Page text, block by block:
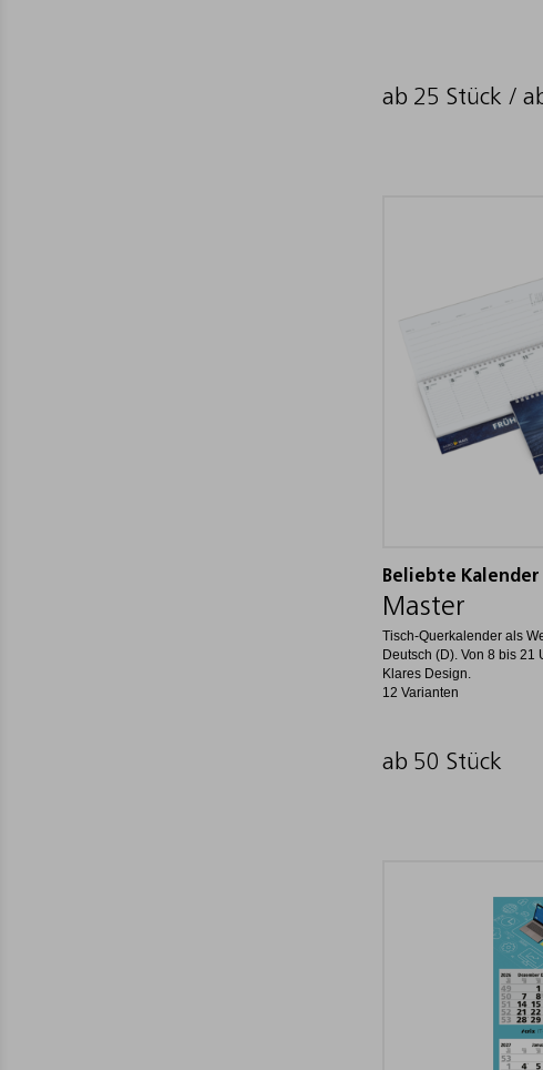
ab 25 Stück /
Beliebte Kalender
Master
Tisch-Querkalender als
Deutsch (D). Von 8 bis 21
Klares Design.
12 Varianten
ab 50 Stück